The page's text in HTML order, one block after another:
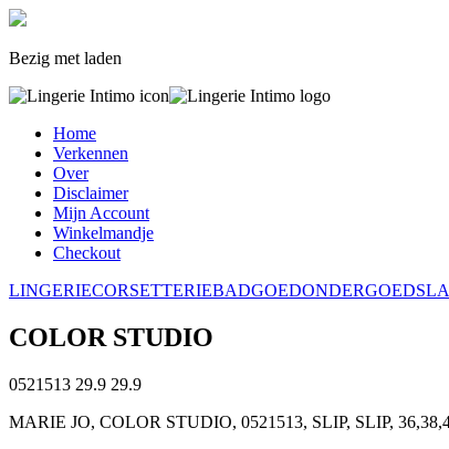
Bezig met laden
Home
Verkennen
Over
Disclaimer
Mijn Account
Winkelmandje
Checkout
LINGERIECORSETTERIEBADGOEDONDERGOED
COLOR STUDIO
0521513 29.9 29.9
MARIE JO, COLOR STUDIO, 0521513, SLIP, SLIP,